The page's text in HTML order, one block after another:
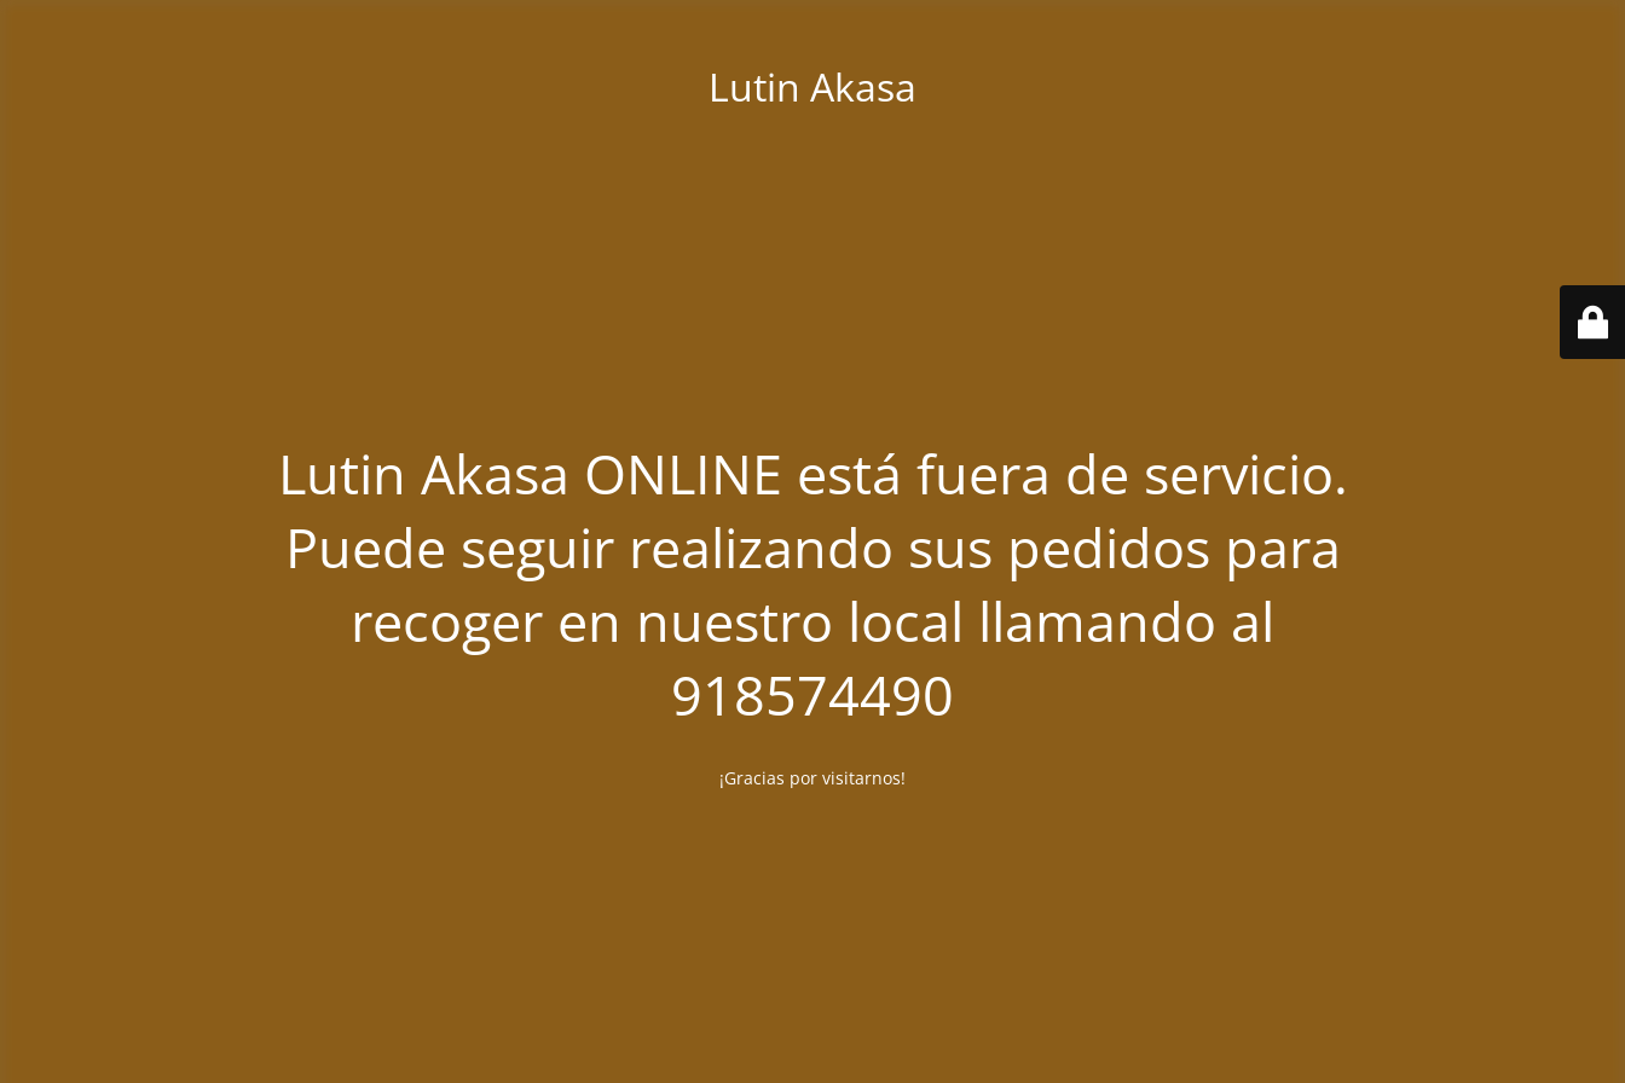
Lutin Akasa
Lutin Akasa ONLINE está fuera de servicio.
Puede seguir realizando sus pedidos para
recoger en nuestro local llamando al
918574490
¡Gracias por visitarnos!